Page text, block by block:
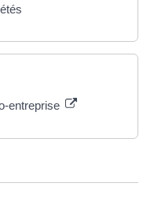
entreprise